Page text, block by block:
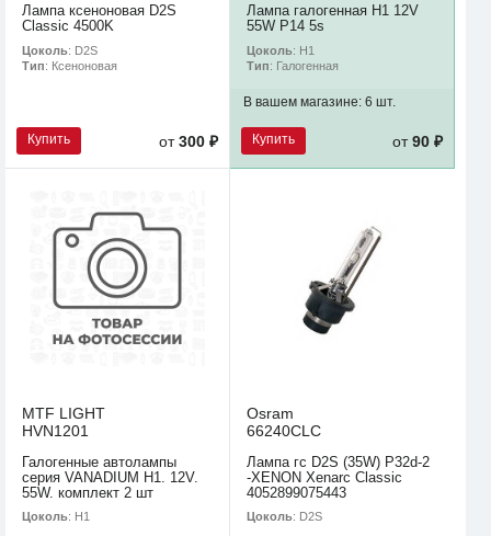
Лампа ксеноновая D2S
Classic 4500K
Цоколь: D2S
Тип: Ксеноновая
Купить от300 ₽
Лампа галогенная H1 12V
55W P14 5s
Цоколь: H1
Тип: Галогенная
В вашем магазине: 6 шт.
Купить от90 ₽
MTF LIGHT
HVN1201
Галогенные автолампы
серия VANADIUM H1. 12V.
55W. комплект 2 шт
Цоколь: H1
Osram
66240CLC
Лампа гс D2S (35W) P32d-2
-XENON Xenarc Classic
4052899075443
Цоколь: D2S